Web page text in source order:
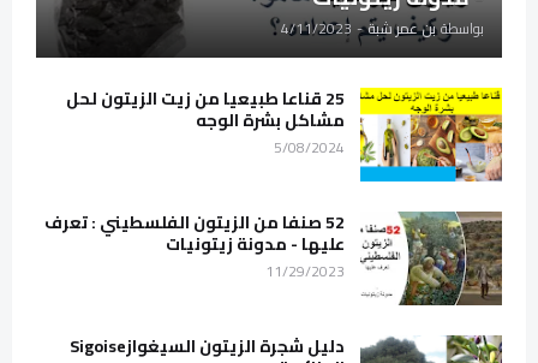
بواسطةبن عمر شبة-
4/11/2023
25 قناعا طبيعيا من زيت الزيتون لحل
مشاكل بشرة الوجه
5/08/2024
52 صنفا من الزيتون الفلسطيني : تعرف
عليها - مدونة زيتونيات
11/29/2023
دليل شجرة الزيتون السيغوازSigoise